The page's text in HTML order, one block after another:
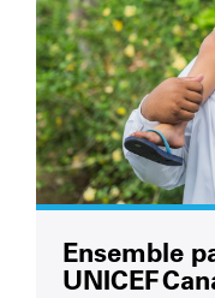
Ensemble
UNICEF